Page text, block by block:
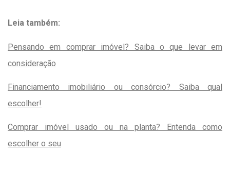
Leia também:
Pensando em comprar imóvel? Saiba o que levar em
consideração
Financiamento imobiliário ou consórcio? Saiba qual
escolher!
Comprar imóvel usado ou na planta? Entenda como
escolher o seu